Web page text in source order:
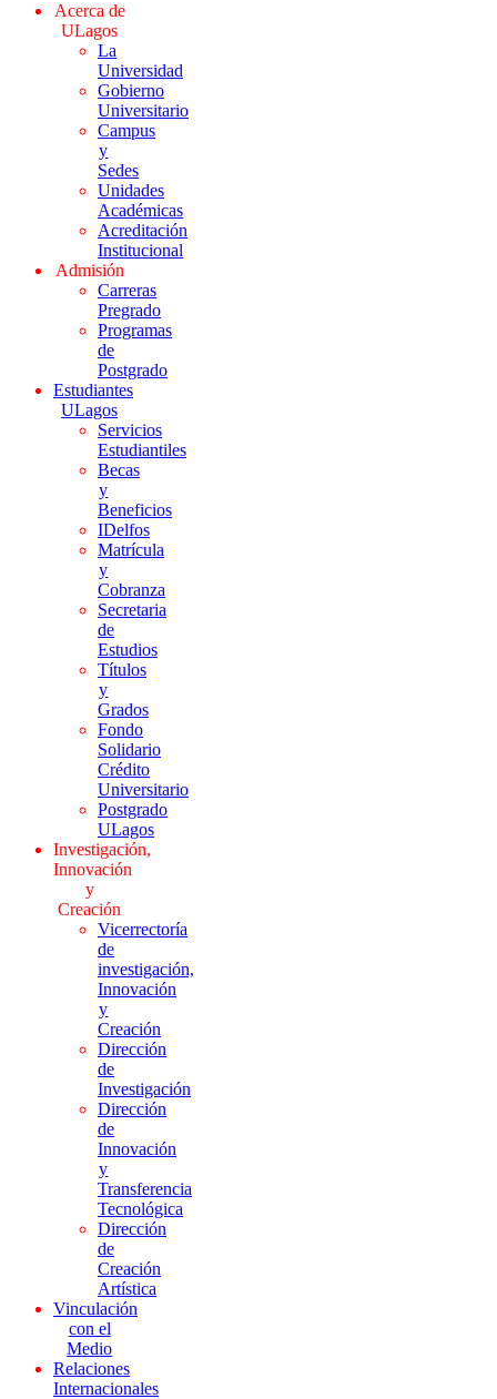
Acerca de
ULagos
La
Universidad
Gobierno
Universitario
Campus
y
Sedes
Unidades
Académicas
Acreditación
Institucional
Admisión
Carreras
Pregrado
Programas
de
Postgrado
Estudiantes
ULagos
Servicios
Estudiantiles
Becas
y
Beneficios
IDelfos
Matrícula
y
Cobranza
Secretaria
de
Estudios
Títulos
y
Grados
Fondo
Solidario
Crédito
Universitario
Postgrado
ULagos
Investigación,
Innovación
y
Creación
Vicerrectoría
de
investigación,
Innovación
y
Creación
Dirección
de
Investigación
Dirección
de
Innovación
y
Transferencia
Tecnológica
Dirección
de
Creación
Artística
Vinculación
con el
Medio
Relaciones
Internacionales